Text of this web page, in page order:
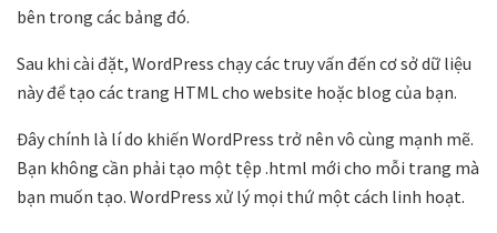
bên trong các bảng đó.
Sau khi cài đặt, WordPress chạy các truy vấn đến cơ sở dữ liệu
này để tạo các trang HTML cho website hoặc blog của bạn.
Đây chính là lí do khiến WordPress trở nên vô cùng mạnh mẽ.
Bạn không cần phải tạo một tệp .html mới cho mỗi trang mà
bạn muốn tạo. WordPress xử lý mọi thứ một cách linh hoạt.